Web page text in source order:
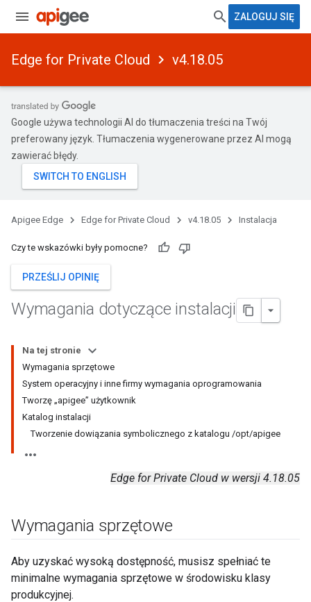
ZALOGUJ SIĘ
Edge for Private Cloud v4.18.05
Google używa technologii AI do tłumaczenia treści na Twój
preferowany język. Tłumaczenia wygenerowane przez AI mogą
zawierać błędy.
Apigee Edge Edge for Private Cloud v4.18.05 Instalacja
Czy te wskazówki były pomocne?
PRZEŚLIJ OPINIĘ
Wymagania dotyczące instalacji
Na tej stronie
Wymagania sprzętowe
System operacyjny i inne firmy wymagania oprogramowania
Tworzę „apigee” użytkownik
Katalog instalacji
Tworzenie dowiązania symbolicznego z katalogu /opt/apigee
Edge for Private Cloud w wersji 4.18.05
Wymagania sprzętowe
Aby uzyskać wysoką dostępność, musisz spełniać te
minimalne wymagania sprzętowe w środowisku klasy
produkcyjnej.